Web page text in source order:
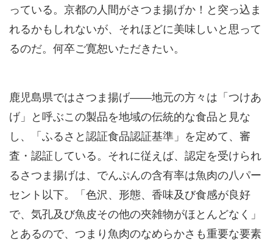
っている。京都の人間がさつま揚げか！と突っ込ま
れるかもしれないが、それほどに美味しいと思って
るのだ。何卒ご寛恕いただきたい。
鹿児島県ではさつま揚げ――地元の方々は「つけあ
げ」と呼ぶこの製品を地域の伝統的な食品と見な
し、「ふるさと認証食品認証基準」を定めて、審
査・認証している。それに従えば、認定を受けられ
るさつま揚げは、でんぷんの含有率は魚肉の八パー
セント以下。「色沢、形態、香味及び食感が良好
で、気孔及び魚皮その他の夾雑物がほとんどなく」
とあるので、つまり魚肉のなめらかさも重要な要素